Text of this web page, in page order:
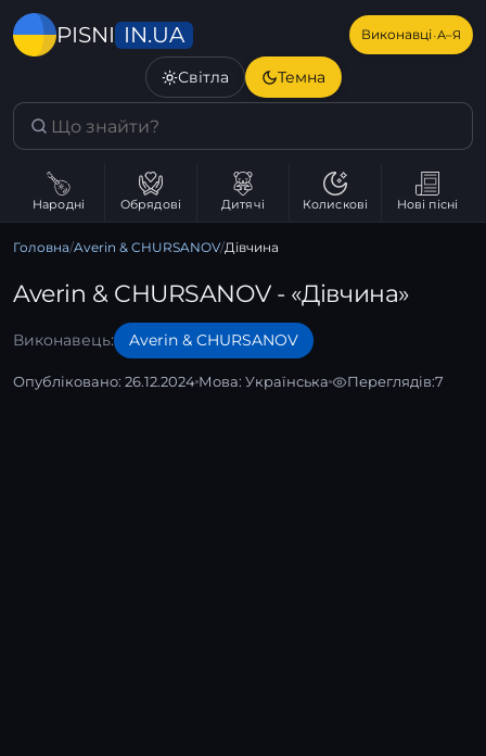
PISNI IN.UA Виконавці·А–Я
Світла Темна
Народні Обрядові Дитячі Колискові Нові пісні
Головна/Averin & CHURSANOV/Дівчина
Averin & CHURSANOV - «Дівчина»
Виконавець: Averin & CHURSANOV
Опубліковано: 26.12.2024 Мова: Українська Переглядів:7